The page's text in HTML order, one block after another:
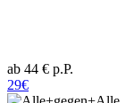
ab 44 € p.P.
29€